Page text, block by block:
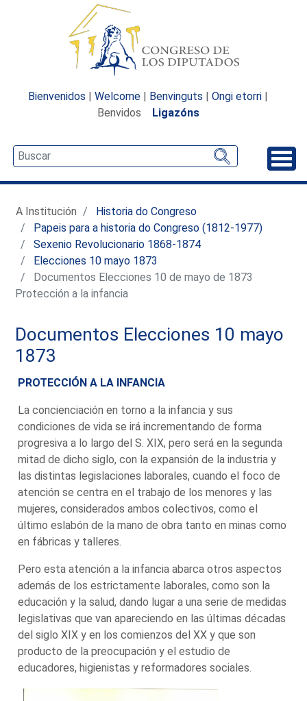
Bienvenidos | Welcome | Benvinguts | Ongi etorri |
Benvidos Ligazóns
A Institución
Historia do Congreso
Papeis para a historia do Congreso (1812-1977)
Sexenio Revolucionario 1868-1874
Elecciones 10 mayo 1873
Documentos Elecciones 10 de mayo de 1873
Protección a la infancia
Documentos Elecciones 10 mayo
1873
PROTECCIÓN A LA INFANCIA
La concienciación en torno a la infancia y sus
condiciones de vida se irá incrementando de forma
progresiva a lo largo del S. XIX, pero será en la segunda
mitad de dicho siglo, con la expansión de la industria y
las distintas legislaciones laborales, cuando el foco de
atención se centra en el trabajo de los menores y las
mujeres, considerados ambos colectivos, como el
último eslabón de la mano de obra tanto en minas como
en fábricas y talleres.
Pero esta atención a la infancia abarca otros aspectos
además de los estrictamente laborales, como son la
educación y la salud, dando lugar a una serie de medidas
legislativas que van apareciendo en las últimas décadas
del siglo XIX y en los comienzos del XX y que son
producto de la preocupación y el estudio de
educadores, higienistas y reformadores sociales.